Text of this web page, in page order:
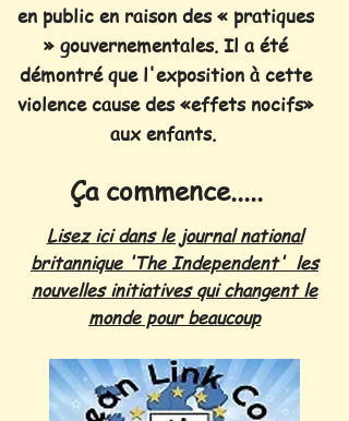
en public en raison des « pratiques
» gouvernementales. Il a été
démontré que l'exposition à cette
violence cause des «effets nocifs»
aux enfants.
Ça commence.....
Lisez ici dans le journal national
britannique 'The Independent' les
nouvelles initiatives qui changent le
monde pour beaucoup